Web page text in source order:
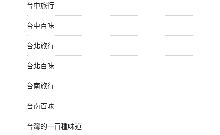
台中旅行
台中百味
台北旅行
台北百味
台南旅行
台南百味
台灣的一百種味道